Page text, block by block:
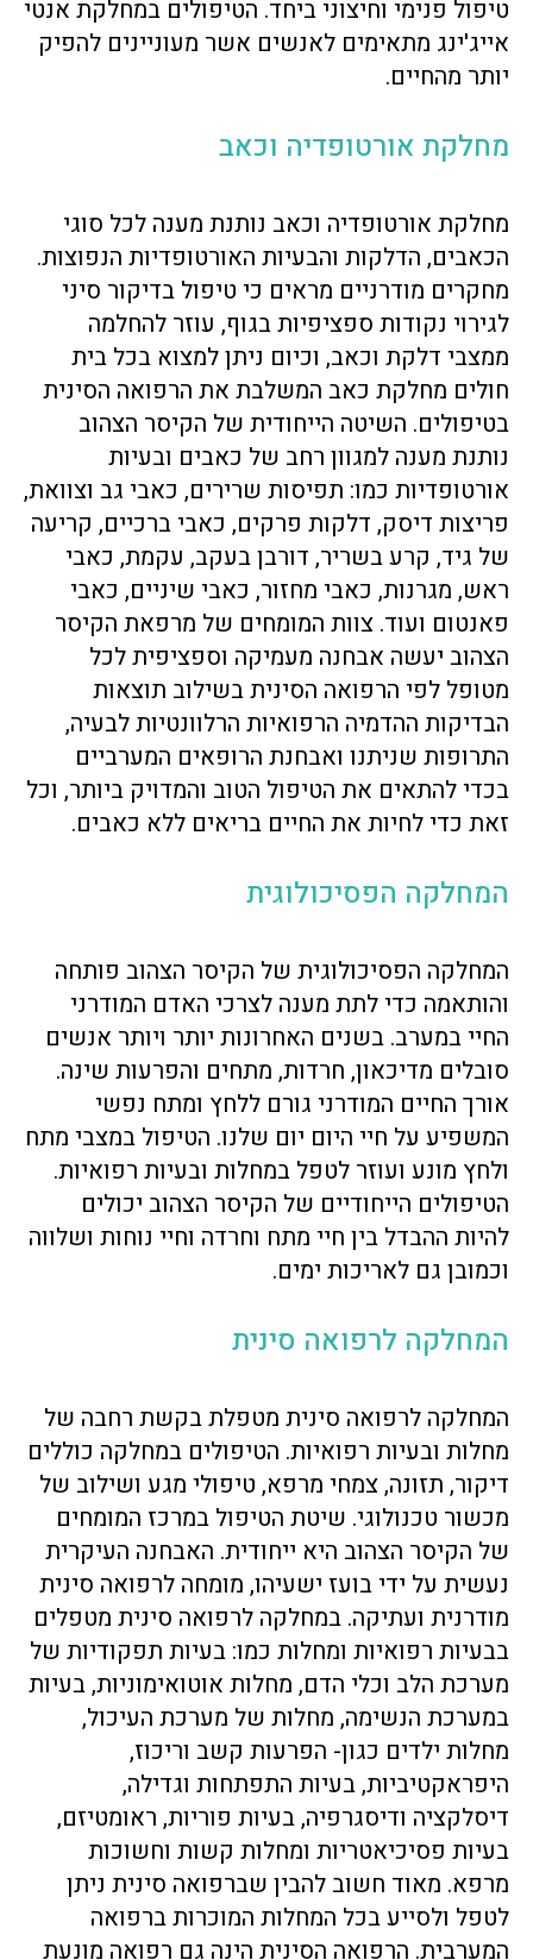
טיפול פנימי וחיצוני ביחד. הטיפולים במחלקת אנטי
אייג'ינג מתאימים לאנשים אשר מעוניינים להפיק
יותר מהחיים.
מחלקת אורטופדיה וכאב
מחלקת אורטופדיה וכאב נותנת מענה לכל סוגי
הכאבים, הדלקות והבעיות האורטופדיות הנפוצות.
מחקרים מודרניים מראים כי טיפול בדיקור סיני
לגירוי נקודות ספציפיות בגוף, עוזר להחלמה
ממצבי דלקת וכאב, וכיום ניתן למצוא בכל בית
חולים מחלקת כאב המשלבת את הרפואה הסינית
בטיפולים. השיטה הייחודית של הקיסר הצהוב
נותנת מענה למגוון רחב של כאבים ובעיות
אורטופדיות כמו: תפיסות שרירים, כאבי גב וצוואת,
פריצות דיסק, דלקות פרקים, כאבי ברכיים, קריעה
של גיד, קרע בשריר, דורבן בעקב, עקמת, כאבי
ראש, מגרנות, כאבי מחזור, כאבי שיניים, כאבי
פאנטום ועוד. צוות המומחים של מרפאת הקיסר
הצהוב יעשה אבחנה מעמיקה וספציפית לכל
מטופל לפי הרפואה הסינית בשילוב תוצאות
הבדיקות ההדמיה הרפואיות הרלוונטיות לבעיה,
התרופות שניתנו ואבחנת הרופאים המערביים
בכדי להתאים את הטיפול הטוב והמדויק ביותר, וכל
זאת כדי לחיות את החיים בריאים ללא כאבים.
המחלקה הפסיכולוגית
המחלקה הפסיכולוגית של הקיסר הצהוב פותחה
והותאמה כדי לתת מענה לצרכי האדם המודרני
החיי במערב. בשנים האחרונות יותר ויותר אנשים
סובלים מדיכאון, חרדות, מתחים והפרעות שינה.
אורך החיים המודרני גורם ללחץ ומתח נפשי
המשפיע על חיי היום יום שלנו. הטיפול במצבי מתח
ולחץ מונע ועוזר לטפל במחלות ובעיות רפואיות.
הטיפולים הייחודיים של הקיסר הצהוב יכולים
להיות ההבדל בין חיי מתח וחרדה וחיי נוחות ושלווה
וכמובן גם לאריכות ימים.
המחלקה לרפואה סינית
המחלקה לרפואה סינית מטפלת בקשת רחבה של
מחלות ובעיות רפואיות. הטיפולים במחלקה כוללים
דיקור, תזונה, צמחי מרפא, טיפולי מגע ושילוב של
מכשור טכנולוגי. שיטת הטיפול במרכז המומחים
של הקיסר הצהוב היא ייחודית. האבחנה העיקרית
נעשית על ידי בועז ישעיהו, מומחה לרפואה סינית
מודרנית ועתיקה. במחלקה לרפואה סינית מטפלים
בבעיות רפואיות ומחלות כמו: בעיות תפקודיות של
מערכת הלב וכלי הדם, מחלות אוטואימוניות, בעיות
במערכת הנשימה, מחלות של מערכת העיכול,
מחלות ילדים כגון- הפרעות קשב וריכוז,
היפראקטיביות, בעיות התפתחות וגדילה,
דיסלקציה ודיסגרפיה, בעיות פוריות, ראומטיזם,
בעיות פסיכיאטריות ומחלות קשות וחשוכות
מרפא. מאוד חשוב להבין שברפואה סינית ניתן
לטפל ולסייע בכל המחלות המוכרות ברפואה
המערבית. הרפואה הסינית הינה גם רפואה מונעת